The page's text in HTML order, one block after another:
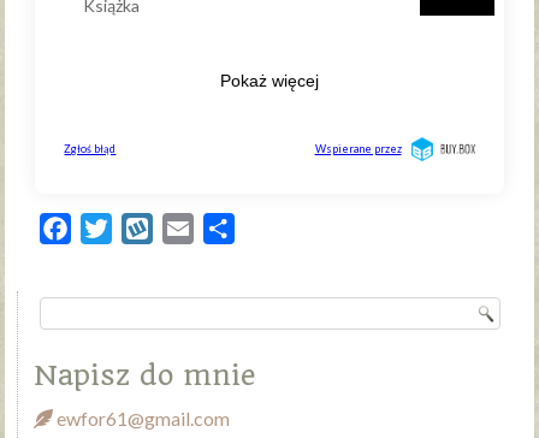
FacebookTwitterWykopEmail
Napisz do mnie
ewfor61@gmail.com